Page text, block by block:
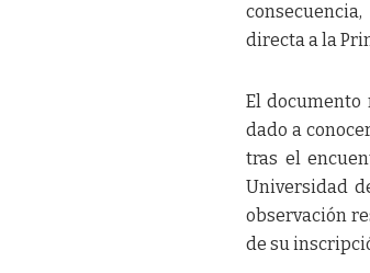
directa a la
El documento
dado a
tras el
Universidad
observación
de su